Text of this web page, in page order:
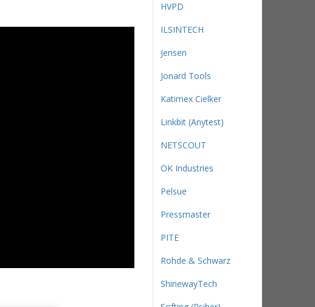
HVPD
ILSINTECH
Jensen
Jonard Tools
Katimex Cielker
Linkbit (Anytest)
NETSCOUT
OK Industries
Pelsue
Pressmaster
PITE
Rohde & Schwarz
ShinewayTech